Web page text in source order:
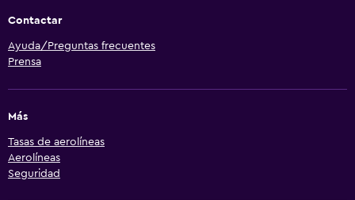
Contactar
Ayuda/Preguntas frecuentes
Prensa
Más
Tasas de aerolíneas
Aerolíneas
Seguridad